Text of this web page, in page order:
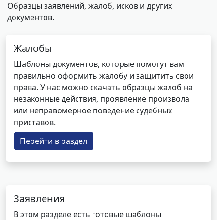
Образцы заявлений, жалоб, исков и других
документов.
Жалобы
Шаблоны документов, которые помогут вам
правильно оформить жалобу и защитить свои
права. У нас можно скачать образцы жалоб на
незаконные действия, проявление произвола
или неправомерное поведение судебных
приставов.
Перейти в раздел
Заявления
В этом разделе есть готовые шаблоны